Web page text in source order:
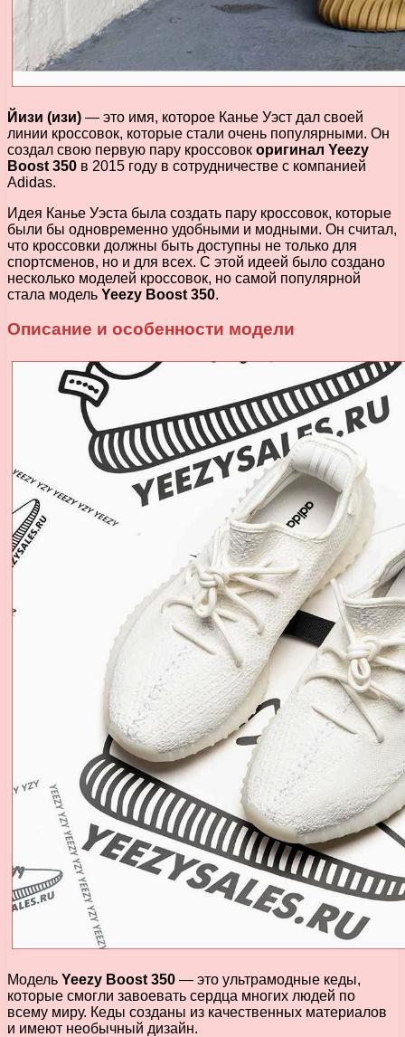
Йизи (изи) — это имя, которое Канье Уэст дал своей
линии кроссовок, которые стали очень популярными. Он
создал свою первую пару кроссовок оригинал Yeezy
Boost 350 в 2015 году в сотрудничестве с компанией
Adidas.
Идея Канье Уэста была создать пару кроссовок, которые
были бы одновременно удобными и модными. Он считал,
что кроссовки должны быть доступны не только для
спортсменов, но и для всех. С этой идеей было создано
несколько моделей кроссовок, но самой популярной
стала модель Yeezy Boost 350.
Описание и особенности модели
Модель Yeezy Boost 350 — это ультрамодные кеды,
которые смогли завоевать сердца многих людей по
всему миру. Кеды созданы из качественных материалов
и имеют необычный дизайн.